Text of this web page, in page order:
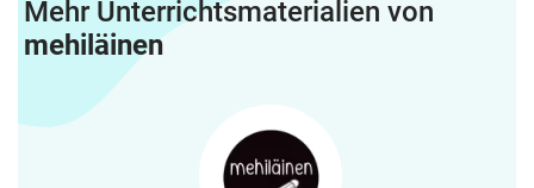
Mehr Unterrichtsmaterialien von
mehiläinen